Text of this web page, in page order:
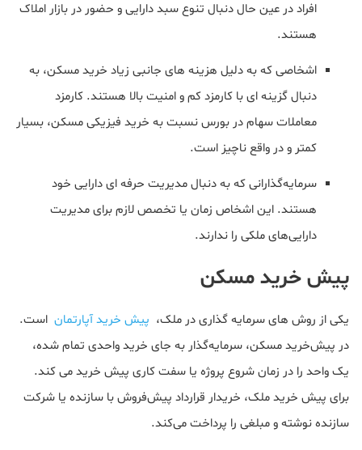
افراد در عین حال دنبال تنوع سبد دارایی و حضور در بازار املاک
هستند.
اشخاصی که به دلیل هزینه های جانبی زیاد خرید مسکن، به
دنبال گزینه ای با کارمزد کم و امنیت بالا هستند. کارمزد
معاملات سهام در بورس نسبت به خرید فیزیکی مسکن، بسیار
کمتر و در واقع ناچیز است.
سرمایه‌گذارانی که به دنبال مدیریت حرفه ای دارایی خود
هستند. این اشخاص زمان یا تخصص لازم برای مدیریت
دارایی‌های ملکی را ندارند.
پیش خرید مسکن
یکی از روش های سرمایه گذاری در ملک، پیش خرید آپارتمان است.
در پیش‌خرید مسکن، سرمایه‌گذار به جای خرید واحدی تمام شده،
یک واحد را در زمان شروع پروژه یا سفت کاری پیش خرید می کند.
برای پیش خرید ملک، خریدار قرارداد پیش‌فروش با سازنده یا شرکت
سازنده نوشته و مبلغی را پرداخت می‌کند.